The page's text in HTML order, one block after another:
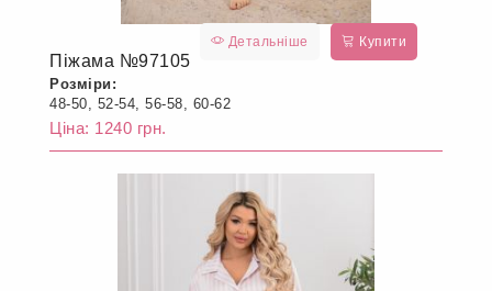
Детальніше Купити
Піжама №97105
Розміри:
48-50, 52-54, 56-58, 60-62
Ціна: 1240 грн.